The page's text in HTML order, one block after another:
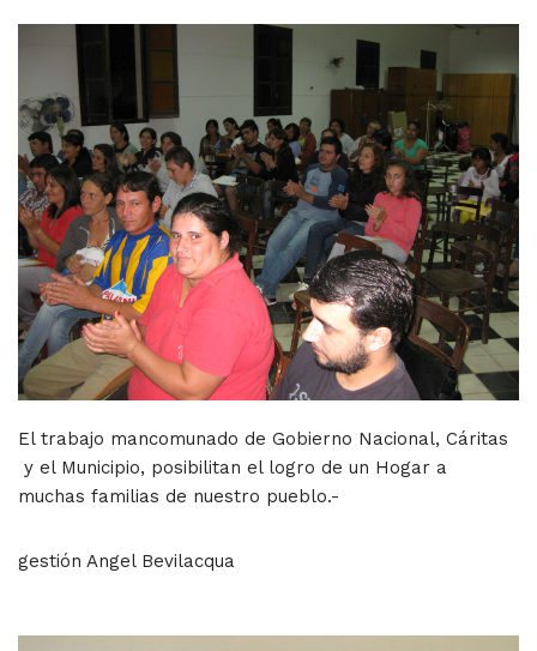
El trabajo mancomunado de Gobierno Nacional, Cáritas
y el Municipio, posibilitan el logro de un Hogar a
muchas familias de nuestro pueblo.-
gestión Angel Bevilacqua